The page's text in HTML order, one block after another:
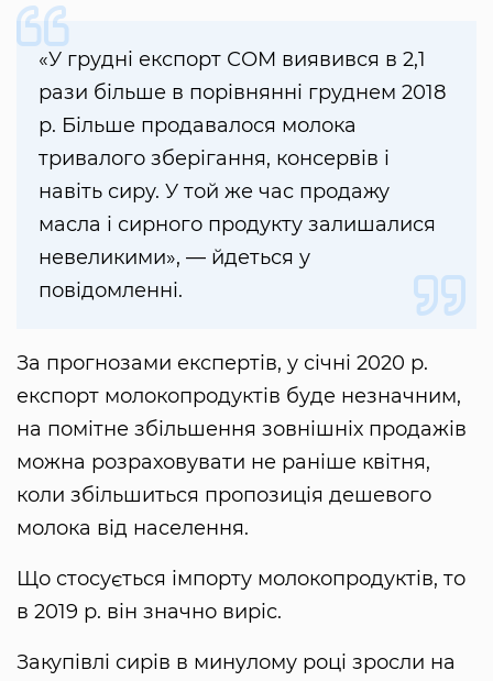
«У грудні експорт СОМ виявився в 2,1
рази більше в порівнянні груднем 2018
р. Більше продавалося молока
тривалого зберігання, консервів і
навіть сиру. У той же час продажу
масла і сирного продукту залишалися
невеликими», — йдеться у
повідомленні.
За прогнозами експертів, у січні 2020 р.
експорт молокопродуктів буде незначним,
на помітне збільшення зовнішніх продажів
можна розраховувати не раніше квітня,
коли збільшиться пропозиція дешевого
молока від населення.
Що стосується імпорту молокопродуктів, то
в 2019 р. він значно виріс.
Закупівлі сирів в минулому році зросли на